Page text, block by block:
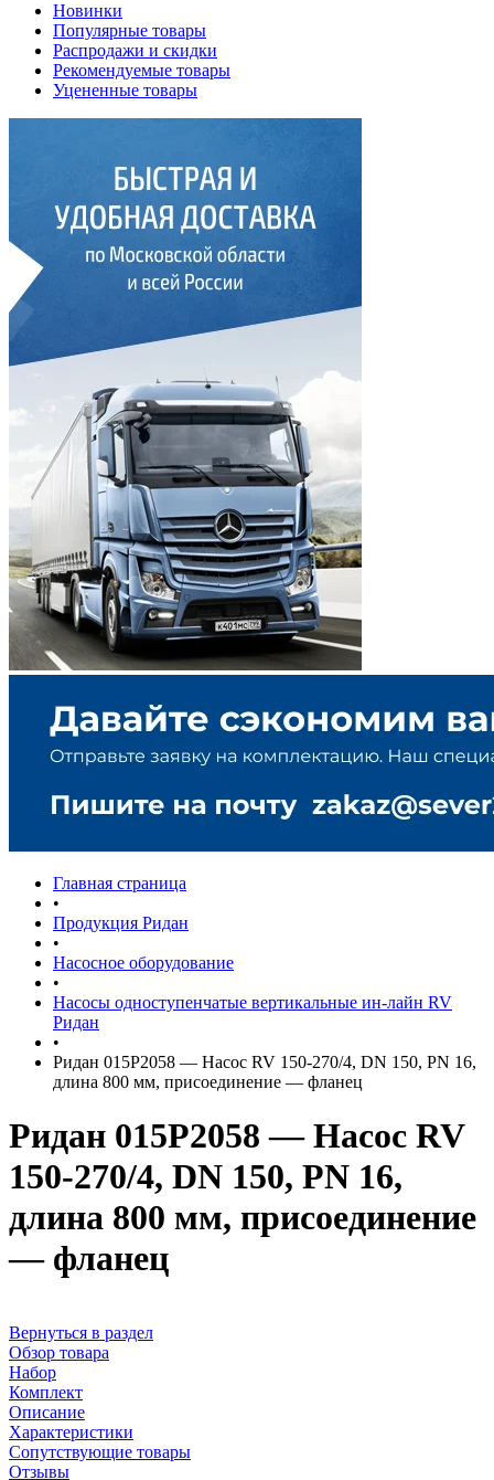
Новинки
Популярные товары
Распродажи и скидки
Рекомендуемые товары
Уцененные товары
Главная страница
•
Продукция Ридан
•
Насосное оборудование
•
Насосы одноступенчатые вертикальные ин-лайн RV
Ридан
•
Ридан 015P2058 — Насос RV 150-270/4, DN 150, PN 16,
длина 800 мм, присоединение — фланец
Ридан 015P2058 — Насос RV
150-270/4, DN 150, PN 16,
длина 800 мм, присоединение
— фланец
Вернуться в раздел
Обзор товара
Набор
Комплект
Описание
Характеристики
Сопутствующие товары
Отзывы